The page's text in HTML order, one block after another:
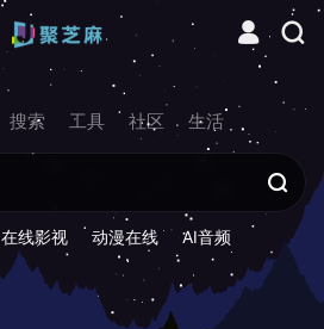
搜索 工具 社区 生活
在线影视 动漫在线 AI音频